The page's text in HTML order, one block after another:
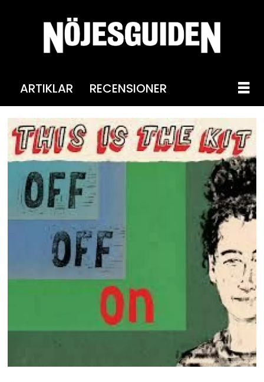
ARTIKLAR RECENSIONER